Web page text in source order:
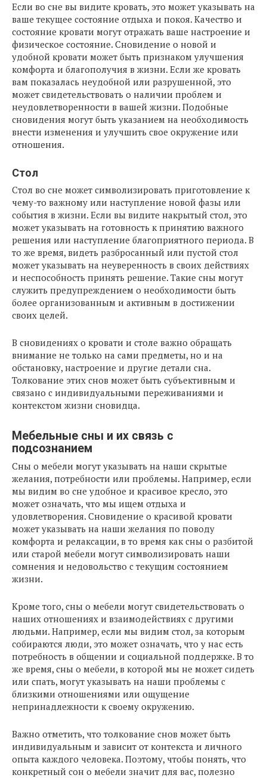
Если во сне вы видите кровать, это может указывать на
ваше текущее состояние отдыха и покоя. Качество и
состояние кровати могут отражать ваше настроение и
физическое состояние. Сновидение о новой и
удобной кровати может быть признаком улучшения
комфорта и благополучия в жизни. Если же кровать
вам показалась неудобной или разрушенной, это
может свидетельствовать о наличии проблем и
неудовлетворенности в вашей жизни. Подобные
сновидения могут быть указанием на необходимость
внести изменения и улучшить свое окружение или
отношения.
Стол
Стол во сне может символизировать приготовление к
чему-то важному или наступление новой фазы или
события в жизни. Если вы видите накрытый стол, это
может указывать на готовность к принятию важного
решения или наступление благоприятного периода. В
то же время, видеть разбросанный или пустой стол
может указывать на неуверенность в своих действиях
и неспособность принять решение. Такие сны могут
служить предупреждением о необходимости быть
более организованным и активным в достижении
своих целей.
В сновидениях о кровати и столе важно обращать
внимание не только на сами предметы, но и на
обстановку, настроение и другие детали сна.
Толкование этих снов может быть субъективным и
связано с индивидуальными переживаниями и
контекстом жизни сновидца.
Мебельные сны и их связь с
подсознанием
Сны о мебели могут указывать на наши скрытые
желания, потребности или проблемы. Например, если
мы видим во сне удобное и красивое кресло, это
может означать, что мы ищем отдыха и
удовлетворения. Сновидение о красивой кровати
может указывать на наши желания по поводу
комфорта и релаксации, в то время как сны о разбитой
или старой мебели могут символизировать наши
сомнения и недовольство с текущим состоянием
жизни.
Кроме того, сны о мебели могут свидетельствовать о
наших отношениях и взаимодействиях с другими
людьми. Например, если мы видим стол, за которым
собираются люди, это может означать, что у нас есть
потребность в общении и социальной поддержке. В то
же время, сны о мебели, в которой мы не может сидеть
или спать, могут указывать на наши проблемы с
близкими отношениями или ощущение
непринадлежности к своему окружению.
Важно отметить, что толкование снов может быть
индивидуальным и зависит от контекста и личного
опыта каждого человека. Поэтому, чтобы понять, что
конкретный сон о мебели значит для вас, полезно